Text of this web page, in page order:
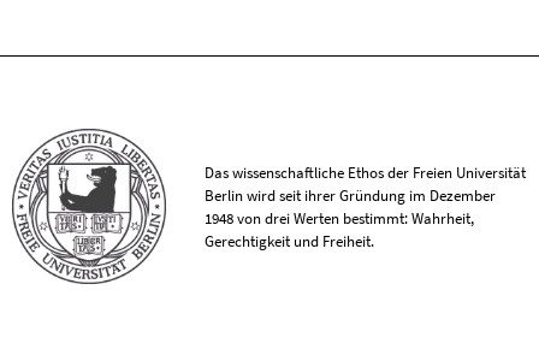
Das wissenschaftliche Ethos der Freien Universität
Berlin wird seit ihrer Gründung im Dezember
1948 von drei Werten bestimmt: Wahrheit,
Gerechtigkeit und Freiheit.